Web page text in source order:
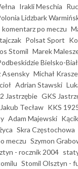
Irakli Meschia
Lidzbark
komentarz po meczu
Polsat Sport
Stomil Marek
Bielsko-
Asensky Michał
Adrian Stawski
Jastrzębie GKS
Jakub Tecław KKS
Adam Majewski
Skra Częstochowa
meczu Szymon
- rocznik 2004
Stomil Olsztyn -